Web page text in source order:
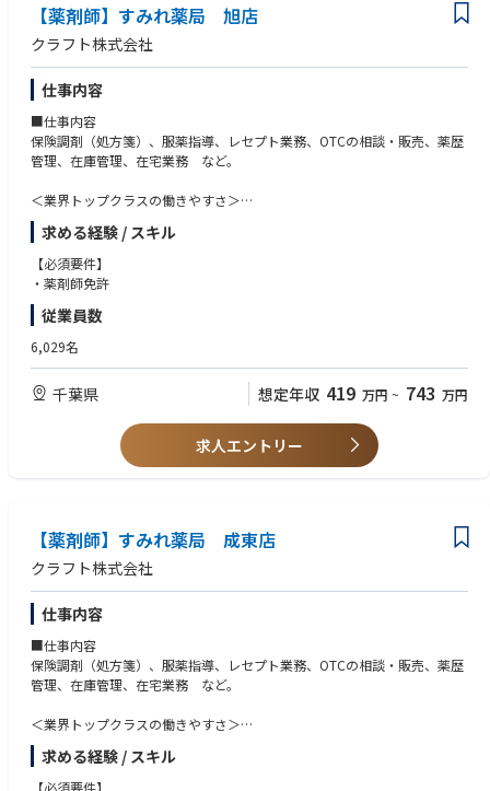
躍できる環境です
業界トップクラスの認定薬局数や多様な店舗を展開しているため、ご自身
の志向性に合わせて異動することも可能です
現場での調剤業務にとどまらず、本社業務や複数店舗のマネージャー業務
など大手調剤チェーンならではの多様なキャリアパスがあります。
【薬剤師】すみれ薬局 旭店
クラフト株式会社
仕事内容
■仕事内容
保険調剤（処方箋）、服薬指導、レセプト業務、OTCの相談・販売、薬歴
管理、在庫管理、在宅業務 など。
＜業界トップクラスの働きやすさ＞
業界最多クラスの年間休日126日＋有給休暇、シフト勤務制による残業削
減や希望休など、どなたにとっても働きやすい環境です
充実した手当や福利厚生、育児支援制度、安定した経営基盤を持っている
ため、長く働いていただけます
も45％と高い水準です
全国に800店舗以上展開。転居の際も店舗を異動するだけでスムーズに新
生活スタートが可能です
＜薬剤師として成長、活躍できる環境＞
中途入社者への導入・フォロー研修が充実しており、安心してキャリアを
スタートしていただけます
躍できる環境です
業界トップクラスの認定薬局数や多様な店舗を展開しているため、ご自身
の志向性に合わせて異動することも可能です
現場での調剤業務にとどまらず、本社業務や複数店舗のマネージャー業務
など大手調剤チェーンならではの多様なキャリアパスがあります。
求める経験 / スキル
【必須要件】
・薬剤師免許
従業員数
6,029名
千葉県 想定年収 419 万円 ~ 743 万円
求人エントリー
【薬剤師】すみれ薬局 成東店
クラフト株式会社
仕事内容
■仕事内容
保険調剤（処方箋）、服薬指導、レセプト業務、OTCの相談・販売、薬歴
管理、在庫管理、在宅業務 など。
＜業界トップクラスの働きやすさ＞
業界最多クラスの年間休日126日＋有給休暇、シフト勤務制による残業削
減や希望休など、どなたにとっても働きやすい環境です
充実した手当や福利厚生、育児支援制度、安定した経営基盤を持っている
求める経験 / スキル